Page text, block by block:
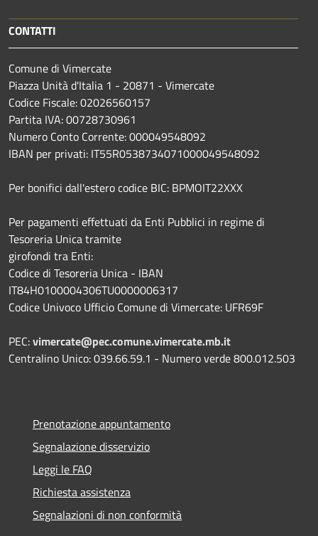
CONTATTI
Comune di Vimercate
Piazza Unità d'Italia 1 - 20871 - Vimercate
Codice Fiscale: 02026560157
Partita IVA: 00728730961
Numero Conto Corrente: 000049548092
IBAN per privati: IT55R0538734071000049548092
Per bonifici dall'estero codice BIC: BPMOIT22XXX
Per pagamenti effettuati da Enti Pubblici in regime di
Tesoreria Unica tramite
girofondi tra Enti:
Codice di Tesoreria Unica - IBAN
IT84H0100004306TU0000006317
Codice Univoco Ufficio Comune di Vimercate: UFR69F
PEC:vimercate@pec.comune.vimercate.mb.it
Centralino Unico: 039.66.59.1 - Numero verde 800.012.503
Prenotazione appuntamento
Segnalazione disservizio
Leggi le FAQ
Richiesta assistenza
Segnalazioni di non conformità